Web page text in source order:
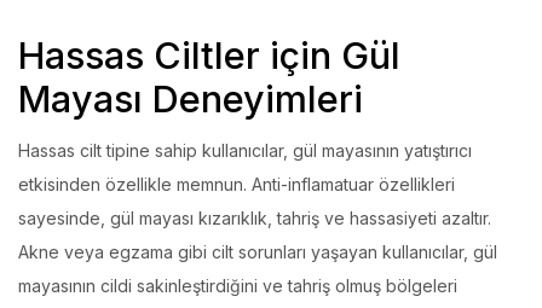
Hassas Ciltler için Gül
Mayası Deneyimleri
Hassas cilt tipine sahip kullanıcılar, gül mayasının yatıştırıcı
etkisinden özellikle memnun. Anti-inflamatuar özellikleri
sayesinde, gül mayası kızarıklık, tahriş ve hassasiyeti azaltır.
Akne veya egzama gibi cilt sorunları yaşayan kullanıcılar, gül
mayasının cildi sakinleştirdiğini ve tahriş olmuş bölgeleri